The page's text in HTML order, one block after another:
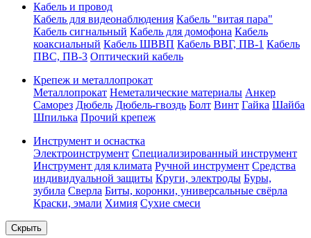
Кабель и провод
Кабель для видеонаблюдения Кабель "витая пара"
Кабель сигнальный Кабель для домофона Кабель
коаксиальный Кабель ШВВП Кабель ВВГ, ПВ-1 Кабель
ПВС, ПВ-3 Оптический кабель
Крепеж и металлопрокат
Металлопрокат Неметалические материалы Анкер
Саморез Дюбель Дюбель-гвоздь Болт Винт Гайка Шайба
Шпилька Прочий крепеж
Инструмент и оснастка
Электроинструмент Специализированный инструмент
Инструмент для климата Ручной инструмент Средства
индивидуальной защиты Круги, электроды Буры,
зубила Сверла Биты, коронки, универсальные свёрла
Краски, эмали Химия Сухие смеси
Скрыть